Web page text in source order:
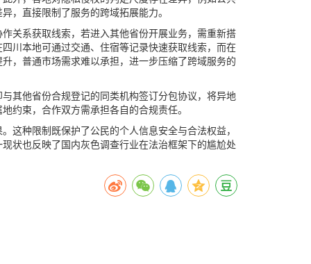
，直接限制了服务的跨域拓展能力。
关系获取线索，若进入其他省份开展业务，需重新搭
川本地可通过交通、住宿等记录快速获取线索，而在
，普通市场需求难以承担，进一步压缩了跨域服务的
其他省份合规登记的同类机构签订分包协议，将异地
约束，合作双方需承担各自的合规责任。
这种限制既保护了公民的个人信息安全与合法权益，
状也反映了国内灰色调查行业在法治框架下的尴尬处